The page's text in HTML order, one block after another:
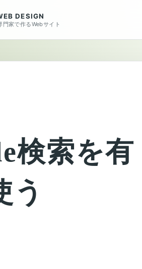
DESIGN
門家で作るWebサイト
検索を有
う